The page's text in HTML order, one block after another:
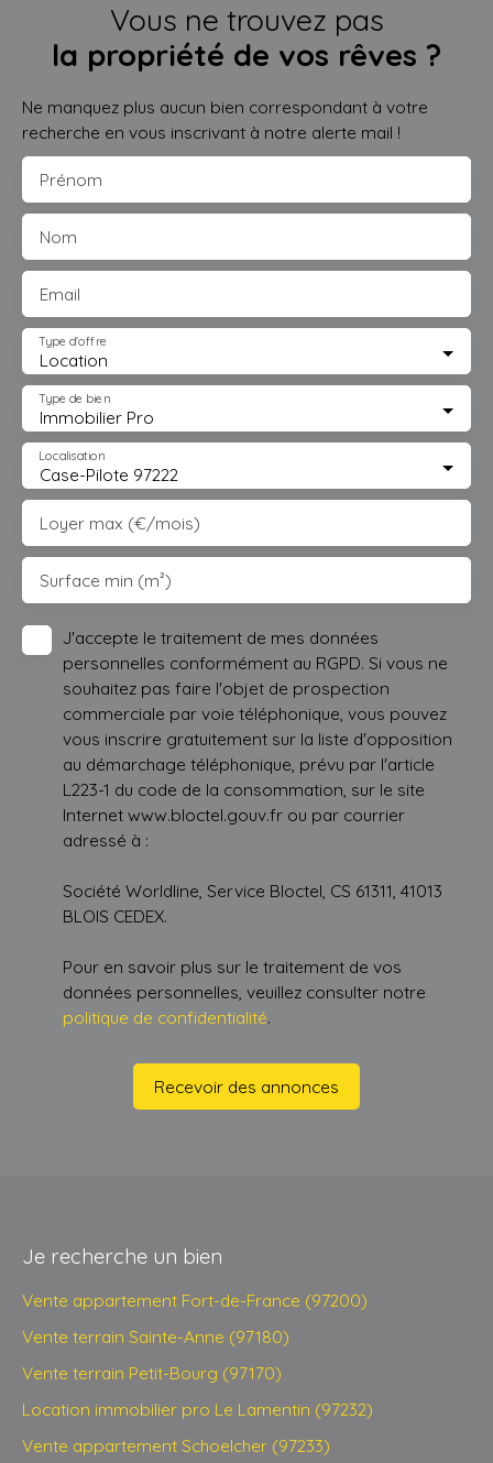
Vous ne trouvez pas
la propriété de vos rêves ?
Ne manquez plus aucun bien correspondant à votre
recherche en vous inscrivant à notre alerte mail !
Prénom
Nom
Email
Location
Type d'offre
Immobilier Pro
Type de bien
Case-Pilote 97222
Localisation
Loyer max (€/mois)
Surface min (m²)
J'accepte le traitement de mes données
personnelles conformément au RGPD. Si vous ne
souhaitez pas faire l'objet de prospection
commerciale par voie téléphonique, vous pouvez
vous inscrire gratuitement sur la liste d'opposition
au démarchage téléphonique, prévu par l'article
L223-1 du code de la consommation, sur le site
Internet www.bloctel.gouv.fr ou par courrier
adressé à :
Société Worldline, Service Bloctel, CS 61311, 41013
BLOIS CEDEX.
Pour en savoir plus sur le traitement de vos
données personnelles, veuillez consulter notre
politique de confidentialité.
Recevoir des annonces
Je recherche un bien
Vente appartement Fort-de-France (97200)
Vente terrain Sainte-Anne (97180)
Vente terrain Petit-Bourg (97170)
Location immobilier pro Le Lamentin (97232)
Vente appartement Schoelcher (97233)